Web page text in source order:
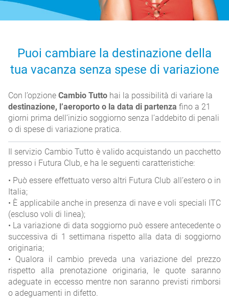
Puoi cambiare la destinazione della
tua vacanza senza spese di variazione
Con l’opzione Cambio Tutto hai la possibilità di variare la
destinazione, l’aeroporto o la data di partenza fino a 21
giorni prima dell’inizio soggiorno senza l’addebito di penali
o di spese di variazione pratica.
Il servizio Cambio Tutto è valido acquistando un pacchetto
presso i Futura Club, e ha le seguenti caratteristiche:
• Può essere effettuato verso altri Futura Club all’estero o in
Italia;
• È applicabile anche in presenza di nave e voli speciali ITC
(escluso voli di linea);
• La variazione di data soggiorno può essere antecedente o
successiva di 1 settimana rispetto alla data di soggiorno
originaria;
• Qualora il cambio preveda una variazione del prezzo
rispetto alla prenotazione originaria, le quote saranno
adeguate in eccesso mentre non saranno previsti rimborsi
o adeguamenti in difetto.